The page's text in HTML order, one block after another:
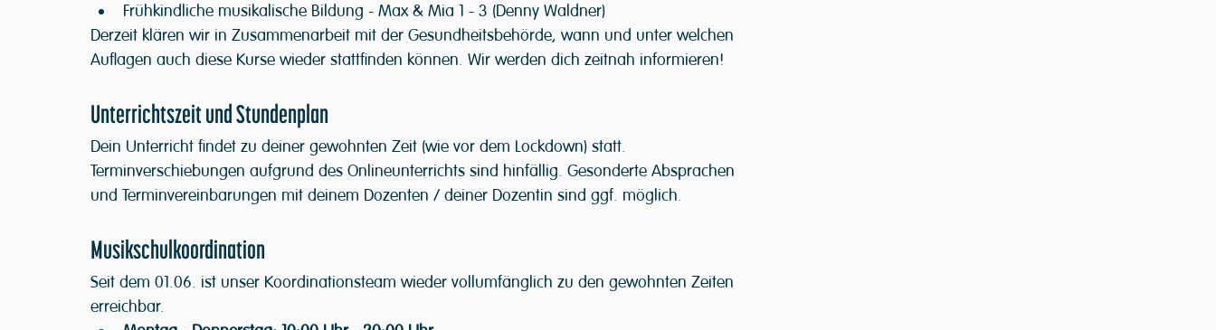
Frühkindliche musikalische Bildung - Max & Mia 1 - 3 (Denny Waldner)
Derzeit klären wir in Zusammenarbeit mit der Gesundheitsbehörde, wann und unter welchen
Auflagen auch diese Kurse wieder stattfinden können. Wir werden dich zeitnah informieren!
Unterrichtszeit und Stundenplan
Dein Unterricht findet zu deiner gewohnten Zeit (wie vor dem Lockdown) statt.
Terminverschiebungen aufgrund des Onlineunterrichts sind hinfällig. Gesonderte Absprachen
und Terminvereinbarungen mit deinem Dozenten / deiner Dozentin sind ggf. möglich.
Musikschulkoordination
Seit dem 01.06. ist unser Koordinationsteam wieder vollumfänglich zu den gewohnten Zeiten
erreichbar.